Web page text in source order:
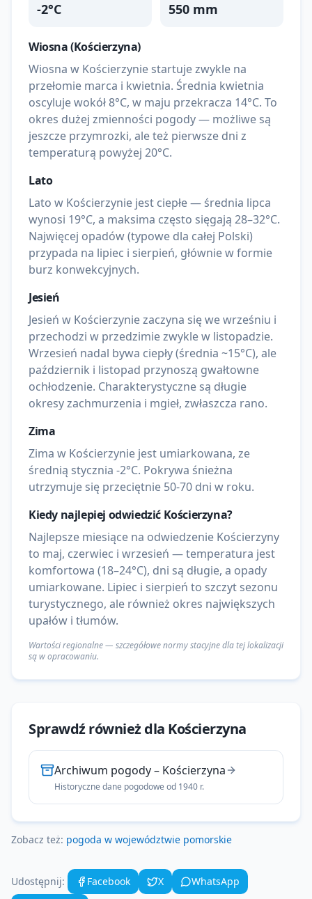
-2°C 550 mm
Wiosna (Kościerzyna)
Wiosna w Kościerzynie startuje zwykle na
przełomie marca i kwietnia. Średnia kwietnia
oscyluje wokół 8°C, w maju przekracza 14°C. To
okres dużej zmienności pogody — możliwe są
jeszcze przymrozki, ale też pierwsze dni z
temperaturą powyżej 20°C.
Lato
Lato w Kościerzynie jest ciepłe — średnia lipca
wynosi 19°C, a maksima często sięgają 28–32°C.
Najwięcej opadów (typowe dla całej Polski)
przypada na lipiec i sierpień, głównie w formie
burz konwekcyjnych.
Jesień
Jesień w Kościerzynie zaczyna się we wrześniu i
przechodzi w przedzimie zwykle w listopadzie.
Wrzesień nadal bywa ciepły (średnia ~15°C), ale
październik i listopad przynoszą gwałtowne
ochłodzenie. Charakterystyczne są długie
okresy zachmurzenia i mgieł, zwłaszcza rano.
Zima
Zima w Kościerzynie jest umiarkowana, ze
średnią stycznia -2°C. Pokrywa śnieżna
utrzymuje się przeciętnie 50-70 dni w roku.
Kiedy najlepiej odwiedzić Kościerzyna?
Najlepsze miesiące na odwiedzenie Kościerzyny
to maj, czerwiec i wrzesień — temperatura jest
komfortowa (18–24°C), dni są długie, a opady
umiarkowane. Lipiec i sierpień to szczyt sezonu
turystycznego, ale również okres największych
upałów i tłumów.
Wartości regionalne — szczegółowe normy stacyjne dla tej lokalizacji
są w opracowaniu.
Sprawdź również dla Kościerzyna
Archiwum pogody– Kościerzyna
Historyczne dane pogodowe od 1940 r.
Zobacz też: pogoda w województwie pomorskie
Udostępnij: Facebook X WhatsApp